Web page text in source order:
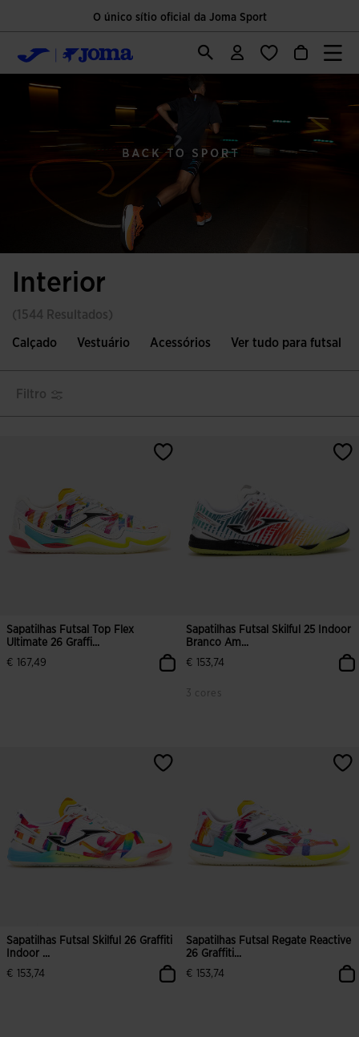
O único sítio oficial da Joma Sport
Interior
(1544 Resultados)
Calçado Vestuário Acessórios Ver tudo para futsal
Filtro
Sapatilhas Futsal Top Flex
Ultimate 26 Graffi...
€ 167,49
Sapatilhas Futsal Skilful 25 Indoor
Branco Am...
€ 153,74
3 cores
4$8 em 5 avaliação de clientes
Sapatilhas Futsal Skilful 26 Graffiti
Indoor ...
€ 153,74
Sapatilhas Futsal Regate Reactive
26 Graffiti...
€ 153,74